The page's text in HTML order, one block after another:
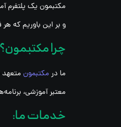
مکتبمون یک پلتفرم
و بر این باوریم که
چرا مکتبمون؟
ما در مکتبمون
معتبر آموزشی،
خدمات ما: